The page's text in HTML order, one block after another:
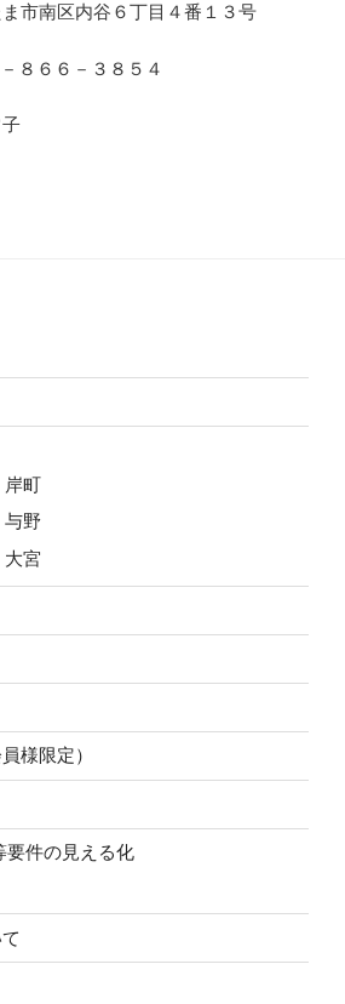
区内谷６丁目４番１３号
８６６－３８５４
岸町
与野
大宮
様限定）
要件の見える化